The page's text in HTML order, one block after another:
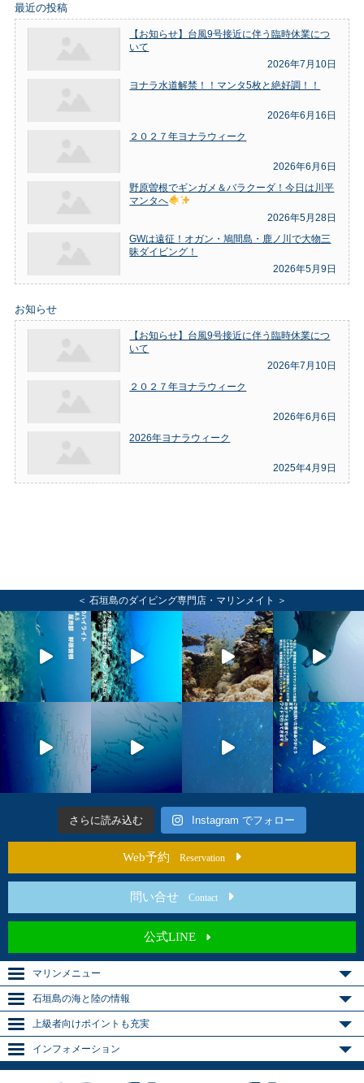
最近の投稿
【お知らせ】台風9号接近に伴う臨時休業につ
いて
2026年7月10日
ヨナラ水道解禁！！マンタ5枚と絶好調！！
2026年6月16日
２０２７年ヨナラウィーク
2026年6月6日
野原曽根でギンガメ＆バラクーダ！今日は川平
マンタへ
2026年5月28日
GWは遠征！オガン・鳩間島・鹿ノ川で大物三
昧ダイビング！
2026年5月9日
お知らせ
【お知らせ】台風9号接近に伴う臨時休業につ
いて
2026年7月10日
２０２７年ヨナラウィーク
2026年6月6日
2026年ヨナラウィーク
2025年4月9日
＜ 石垣島のダイビング専門店・マリンメイト ＞
さらに読み込む Instagram でフォロー
Web予約 Reservation
問い合せ Contact
公式LINE
マリンメニュー
石垣島の海と陸の情報
上級者向けポイントも充実
インフォメーション